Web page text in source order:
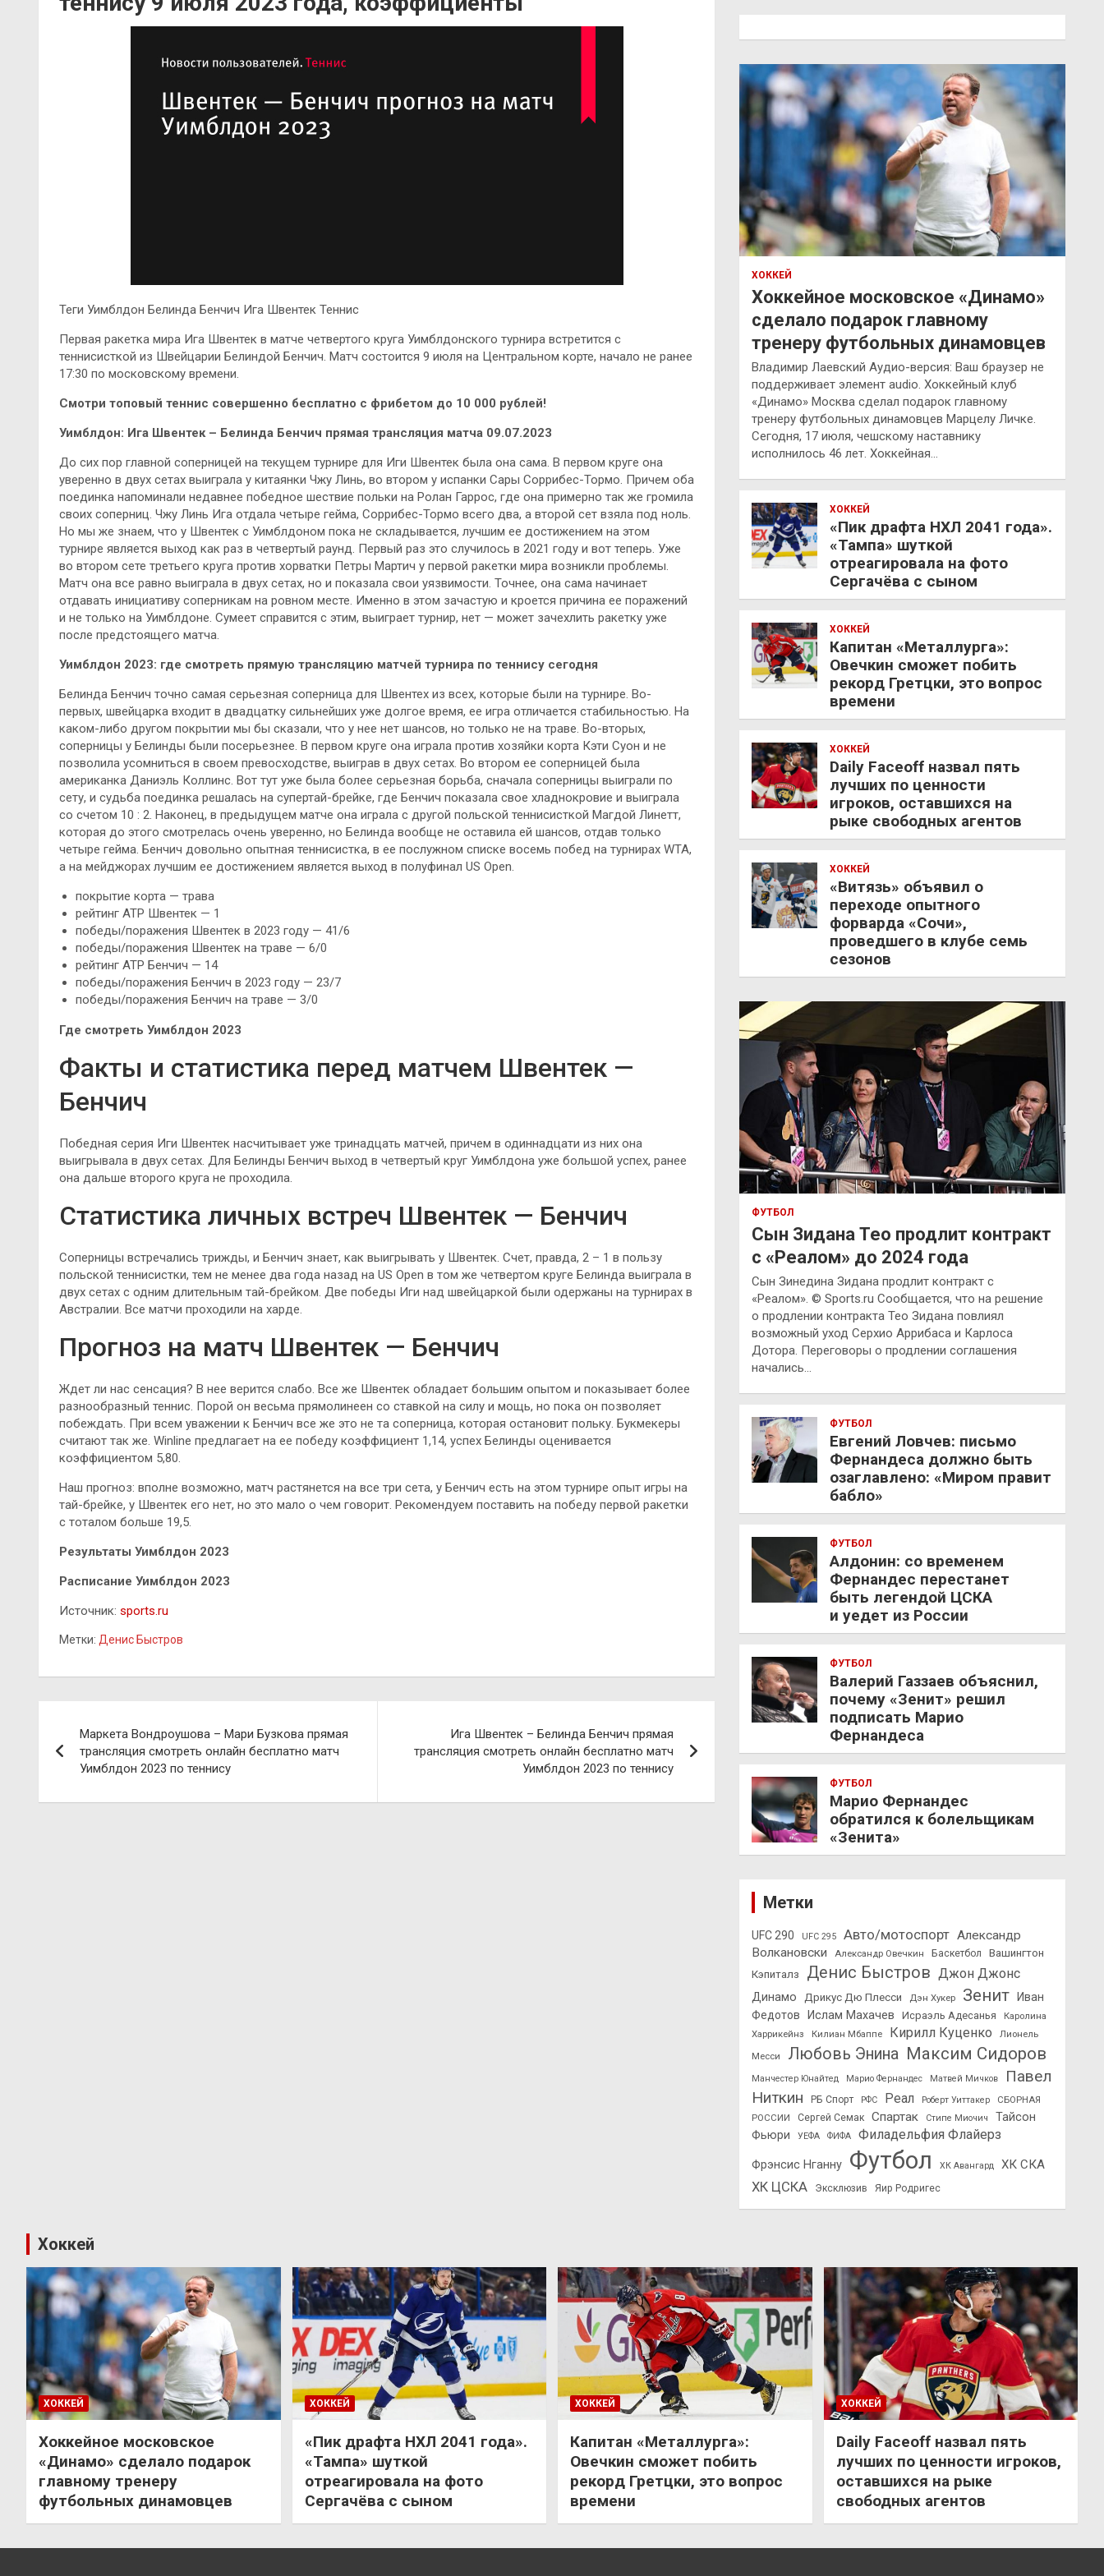
Теги Уимблдон Белинда Бенчич Ига Швентек Теннис
Первая ракетка мира Ига Швентек в матче четвертого круга Уимблдонского турнира встретится с
теннисисткой из Швейцарии Белиндой Бенчич. Матч состоится 9 июля на Центральном корте, начало не ранее
17:30 по московскому времени.
Смотри топовый теннис совершенно бесплатно с фрибетом до 10 000 рублей!
Уимблдон: Ига Швентек – Белинда Бенчич прямая трансляция матча 09.07.2023
До сих пор главной соперницей на текущем турнире для Иги Швентек была она сама. В первом круге она
уверенно в двух сетах выиграла у китаянки Чжу Линь, во втором у испанки Сары Соррибес-Тормо. Причем оба
поединка напоминали недавнее победное шествие польки на Ролан Гаррос, где она примерно так же громила
своих соперниц. Чжу Линь Ига отдала четыре гейма, Соррибес-Тормо всего два, а второй сет взяла под ноль.
Но мы же знаем, что у Швентек с Уимблдоном пока не складывается, лучшим ее достижением на этом
турнире является выход как раз в четвертый раунд. Первый раз это случилось в 2021 году и вот теперь. Уже
во втором сете третьего круга против хорватки Петры Мартич у первой ракетки мира возникли проблемы.
Матч она все равно выиграла в двух сетах, но и показала свои уязвимости. Точнее, она сама начинает
отдавать инициативу соперникам на ровном месте. Именно в этом зачастую и кроется причина ее поражений
и не только на Уимблдоне. Сумеет справится с этим, выиграет турнир, нет — может зачехлить ракетку уже
после предстоящего матча.
Уимблдон 2023: где смотреть прямую трансляцию матчей турнира по теннису сегодня
Белинда Бенчич точно самая серьезная соперница для Швентех из всех, которые были на турнире. Во-
первых, швейцарка входит в двадцатку сильнейших уже долгое время, ее игра отличается стабильностью. На
каком-либо другом покрытии мы бы сказали, что у нее нет шансов, но только не на траве. Во-вторых,
соперницы у Белинды были посерьезнее. В первом круге она играла против хозяйки корта Кэти Суон и не
позволила усомниться в своем превосходстве, выиграв в двух сетах. Во втором ее соперницей была
американка Даниэль Коллинс. Вот тут уже была более серьезная борьба, сначала соперницы выиграли по
сету, и судьба поединка решалась на супертай-брейке, где Бенчич показала свое хладнокровие и выиграла
со счетом 10 : 2. Наконец, в предыдущем матче она играла с другой польской теннисисткой Магдой Линетт,
которая до этого смотрелась очень уверенно, но Белинда вообще не оставила ей шансов, отдав только
четыре гейма. Бенчич довольно опытная теннисистка, в ее послужном списке восемь побед на турнирах WTA,
а на мейджорах лучшим ее достижением является выход в полуфинал US Open.
покрытие корта — трава
рейтинг ATP Швентек — 1
победы/поражения Швентек в 2023 году — 41/6
победы/поражения Швентек на траве — 6/0
рейтинг ATP Бенчич — 14
победы/поражения Бенчич в 2023 году — 23/7
победы/поражения Бенчич на траве — 3/0
Где смотреть Уимблдон 2023
Факты и статистика перед матчем Швентек —
Бенчич
Победная серия Иги Швентек насчитывает уже тринадцать матчей, причем в одиннадцати из них она
выигрывала в двух сетах. Для Белинды Бенчич выход в четвертый круг Уимблдона уже большой успех, ранее
она дальше второго круга не проходила.
Статистика личных встреч Швентек — Бенчич
Соперницы встречались трижды, и Бенчич знает, как выигрывать у Швентек. Счет, правда, 2 – 1 в пользу
польской теннисистки, тем не менее два года назад на US Open в том же четвертом круге Белинда выиграла в
двух сетах с одним длительным тай-брейком. Две победы Иги над швейцаркой были одержаны на турнирах в
Австралии. Все матчи проходили на харде.
Прогноз на матч Швентек — Бенчич
Ждет ли нас сенсация? В нее верится слабо. Все же Швентек обладает большим опытом и показывает более
разнообразный теннис. Порой он весьма прямолинеен со ставкой на силу и мощь, но пока он позволяет
побеждать. При всем уважении к Бенчич все же это не та соперница, которая остановит польку. Букмекеры
считают так же. Winline предлагает на ее победу коэффициент 1,14, успех Белинды оценивается
коэффициентом 5,80.
Наш прогноз: вполне возможно, матч растянется на все три сета, у Бенчич есть на этом турнире опыт игры на
тай-брейке, у Швентек его нет, но это мало о чем говорит. Рекомендуем поставить на победу первой ракетки
с тоталом больше 19,5.
Результаты Уимблдон 2023
Расписание Уимблдон 2023
Источник: sports.ru
Метки: Денис Быстров
по
записям
Маркета Вондроушова – Мари Бузкова прямая
трансляция смотреть онлайн бесплатно матч
Уимблдон 2023 по теннису
Ига Швентек – Белинда Бенчич прямая
трансляция смотреть онлайн бесплатно матч
Уимблдон 2023 по теннису
ХОККЕЙ
Хоккейное московское «Динамо»
сделало подарок главному
тренеру футбольных динамовцев
Владимир Лаевский Аудио-версия: Ваш браузер не
поддерживает элемент audio. Хоккейный клуб
«Динамо» Москва сделал подарок главному
тренеру футбольных динамовцев Марцелу Личке.
Сегодня, 17 июля, чешскому наставнику
исполнилось 46 лет. Хоккейная…
ХОККЕЙ
«Пик драфта НХЛ 2041 года».
«Тампа» шуткой
отреагировала на фото
Сергачёва с сыном
ХОККЕЙ
Капитан «Металлурга»:
Овечкин сможет побить
рекорд Гретцки, это вопрос
времени
ХОККЕЙ
Daily Faceoff назвал пять
лучших по ценности
игроков, оставшихся на
рыке свободных агентов
ХОККЕЙ
«Витязь» объявил о
переходе опытного
форварда «Сочи»,
проведшего в клубе семь
сезонов
ФУТБОЛ
Сын Зидана Тео продлит контракт
с «Реалом» до 2024 года
Сын Зинедина Зидана продлит контракт с
«Реалом». © Sports.ru Сообщается, что на решение
о продлении контракта Тео Зидана повлиял
возможный уход Серхио Аррибаса и Карлоса
Дотора. Переговоры о продлении соглашения
начались…
ФУТБОЛ
Евгений Ловчев: письмо
Фернандеса должно быть
озаглавлено: «Миром правит
бабло»
ФУТБОЛ
Алдонин: со временем
Фернандес перестанет
быть легендой ЦСКА
и уедет из России
ФУТБОЛ
Валерий Газзаев объяснил,
почему «Зенит» решил
подписать Марио
Фернандеса
ФУТБОЛ
Марио Фернандес
обратился к болельщикам
«Зенита»
Метки
UFC 290 UFC 295 Авто/мотоспорт Александр
Волкановски
Александр Овечкин Баскетбол
Вашингтон
Кэпиталз
Денис Быстров Джон Джонс
Динамо Дрикус Дю Плесси Дэн Хукер Зенит
Иван
Федотов
Ислам Махачев Исраэль Адесанья
Каролина
Харрикейнз
Килиан Мбаппе Кирилл Куценко
Лионель
Месси
Любовь Энина Максим Сидоров
Манчестер Юнайтед Марио Фернандес Матвей Мичков
Павел
Ниткин
РБ Спорт РФС Реал Роберт Уиттакер
СБОРНАЯ
РОССИИ
Сергей Семак Спартак Стипе Миочич
Тайсон
Фьюри
УЕФА ФИФА Филадельфия Флайерз
Фрэнсис Нганну Футбол ХК Авангард ХК СКА
ХК ЦСКА Эксклюзив Яир Родригес
Хоккей
ХОККЕЙ
Хоккейное московское
«Динамо» сделало подарок
главному тренеру
футбольных динамовцев
ХОККЕЙ
«Пик драфта НХЛ 2041 года».
«Тампа» шуткой
отреагировала на фото
Сергачёва с сыном
ХОККЕЙ
Капитан «Металлурга»:
Овечкин сможет побить
рекорд Гретцки, это вопрос
времени
ХОККЕЙ
Daily Faceoff назвал пять
лучших по ценности игроков,
оставшихся на рыке
свободных агентов